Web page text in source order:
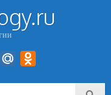
WhatsAppMail.Ru